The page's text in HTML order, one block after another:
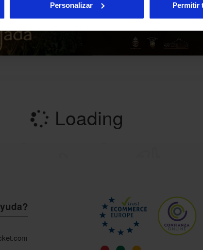
Personalizar Permitir
Loading